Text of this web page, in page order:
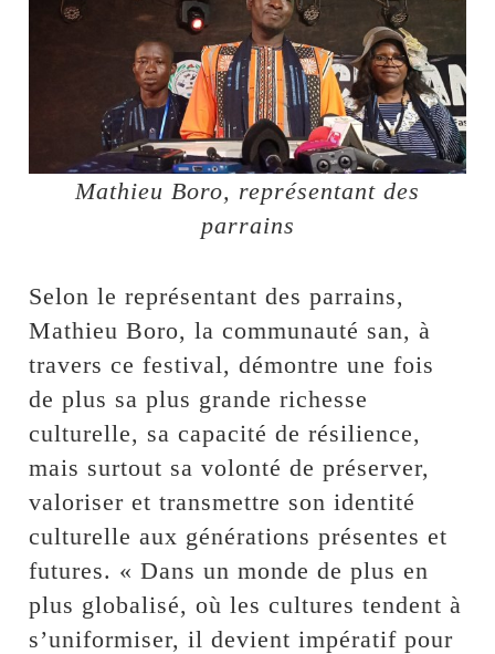
Mathieu Boro, représentant des
parrains
Selon le représentant des parrains,
Mathieu Boro, la communauté san, à
travers ce festival, démontre une fois
de plus sa plus grande richesse
culturelle, sa capacité de résilience,
mais surtout sa volonté de préserver,
valoriser et transmettre son identité
culturelle aux générations présentes et
futures. « Dans un monde de plus en
plus globalisé, où les cultures tendent à
s’uniformiser, il devient impératif pour